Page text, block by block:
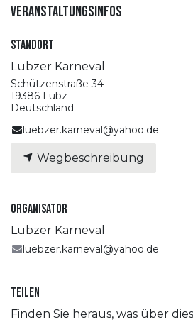
Veranstaltungsinfos
Standort
Lübzer Karneval
Schützenstraße 34
19386 Lübz
Deutschland
luebzer.karneval@yahoo.de
Wegbeschreibung
Organisator
Lübzer Karneval
luebzer.karneval@yahoo.de
Teilen
Finden Sie heraus, was über